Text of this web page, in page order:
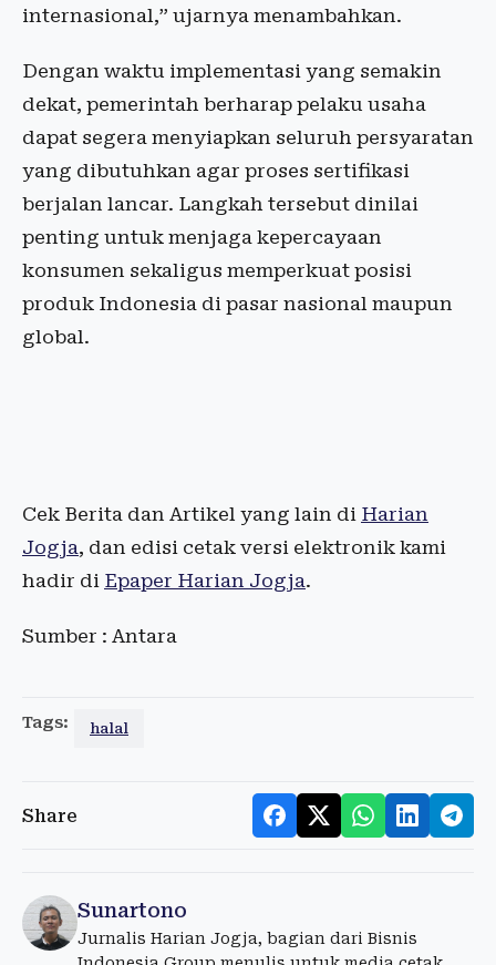
internasional,” ujarnya menambahkan.
Dengan waktu implementasi yang semakin
dekat, pemerintah berharap pelaku usaha
dapat segera menyiapkan seluruh persyaratan
yang dibutuhkan agar proses sertifikasi
berjalan lancar. Langkah tersebut dinilai
penting untuk menjaga kepercayaan
konsumen sekaligus memperkuat posisi
produk Indonesia di pasar nasional maupun
global.
Cek Berita dan Artikel yang lain di Harian
Jogja, dan edisi cetak versi elektronik kami
hadir di Epaper Harian Jogja.
Sumber : Antara
Tags: halal
Share
Sunartono
Jurnalis Harian Jogja, bagian dari Bisnis